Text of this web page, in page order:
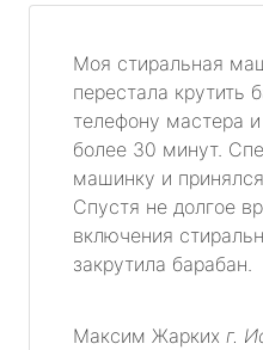
Моя стиральная
перестала крутить
телефону мастера
более 30 минут.
машинку и
Спустя не долгое
включения
закрутила барабан.
Максим Жарких г.